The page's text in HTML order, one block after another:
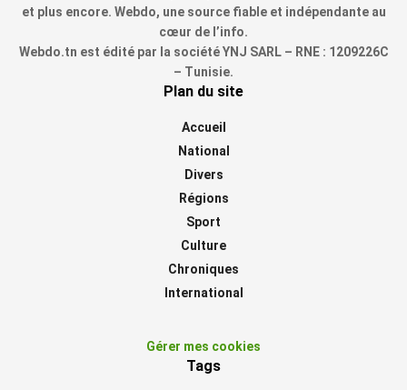
et plus encore. Webdo, une source fiable et indépendante au
cœur de l’info.
Webdo.tn est édité par la société YNJ SARL – RNE : 1209226C
– Tunisie.
Plan du site
Accueil
National
Divers
Régions
Sport
Culture
Chroniques
International
Gérer mes cookies
Tags